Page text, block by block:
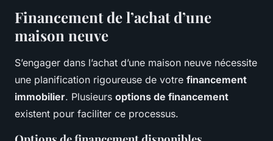
Financement de l’achat d’une
maison neuve
S’engager dans l’achat d’une maison neuve nécessite
une planification rigoureuse de votre financement
immobilier. Plusieurs options de financement
existent pour faciliter ce processus.